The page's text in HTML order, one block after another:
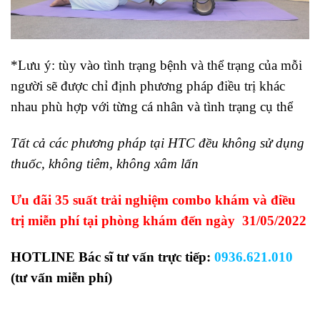
*Lưu ý: tùy vào tình trạng bệnh và thể trạng của mỗi
người sẽ được chỉ định phương pháp điều trị khác
nhau phù hợp với từng cá nhân và tình trạng cụ thể
Tất cả các phương pháp tại HTC đều không sử dụng
thuốc, không tiêm, không xâm lấn
Ưu đãi 35 suất trải nghiệm combo khám và điều
trị miễn phí tại phòng khám đến ngày 31/05/2022
HOTLINE Bác sĩ tư vấn trực tiếp: 0936.621.010
(tư vấn miễn phí)